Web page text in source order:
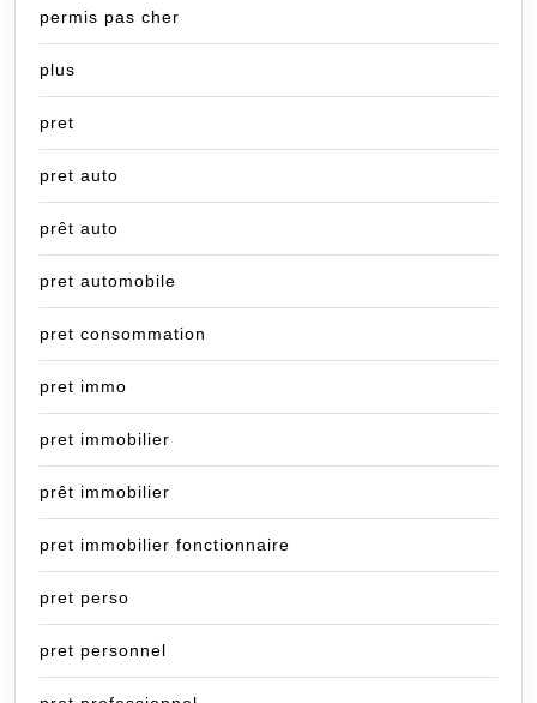
permis pas cher
plus
pret
pret auto
prêt auto
pret automobile
pret consommation
pret immo
pret immobilier
prêt immobilier
pret immobilier fonctionnaire
pret perso
pret personnel